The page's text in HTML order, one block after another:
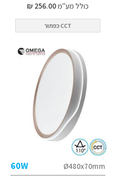
כולל מע"מ256.00 ₪
CCT כפתור
Ø480x70mm
60W